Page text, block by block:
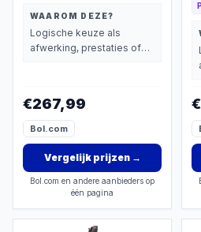
WAAROM DEZE?
Logische keuze als
afwerking, prestaties of
€267,99
Bol.com
Vergelijk prijzen→
Bol.com en andere aanbieders op
één pagina